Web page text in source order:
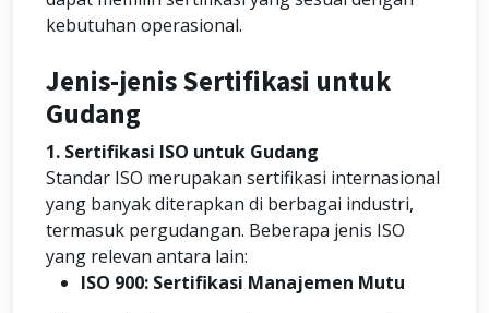
kebutuhan operasional.
Jenis-jenis Sertifikasi untuk
Gudang
1. Sertifikasi ISO untuk Gudang
Standar ISO merupakan sertifikasi internasional
yang banyak diterapkan di berbagai industri,
termasuk pergudangan. Beberapa jenis ISO
yang relevan antara lain:
ISO 900: Sertifikasi Manajemen Mutu